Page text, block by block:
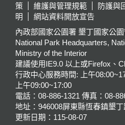
策
維護與管理規範 防護與
明
網站資料開放宣告
內政部國家公園署 墾丁國家公
National Park Headquarters,
Ministry of the Interior
建議使用IE9.0 以上或Firefox、
行政中心服務時間: 上午
上午09:00~17:00
電話：08-886-1321 傳真：08-
地址：946008屏東縣恆春鎮墾
更新日期： 115-08-07